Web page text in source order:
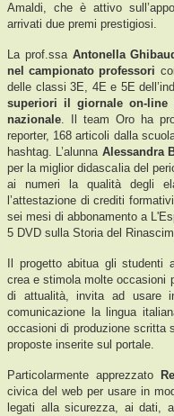
Amaldi, che è attivo
arrivati due premi prestigiosi.
La prof.ssa Antonella
nel campionato professori
delle classi 3E, 4E e 5E
superiori il giornale on-line
nazionale. Il team Oro ha
reporter, 168 articoli dalla
hashtag. L’alunna Alessandra
per la miglior didascalia del
ai numeri la qualità degli
l’attestazione di crediti
sei mesi di abbonamento a
5 DVD sulla Storia del
Il progetto abitua gli studenti
crea e stimola molte occasioni
di attualità, invita ad usare
comunicazione la lingua
occasioni di produzione scritta
proposte inserite sul portale.
Particolarmente apprezzato
civica del web per usare in
legati alla sicurezza, ai dati,